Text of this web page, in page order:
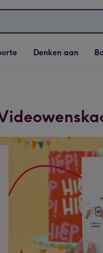
openen
Vervolgkeuzelijst
Denken aan openen
Denken aan